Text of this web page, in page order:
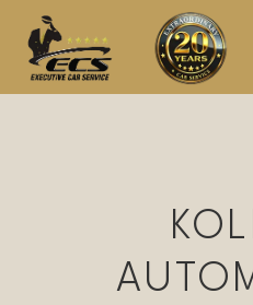
Preskoči